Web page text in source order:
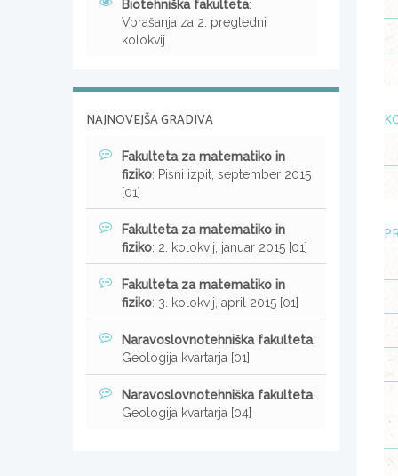
Biotehniška fakulteta:
Vprašanja za 2. pregledni
kolokvij
NAJNOVEJŠA GRADIVA
Fakulteta za matematiko in
fiziko: Pisni izpit, september 2015
[01]
Fakulteta za matematiko in
fiziko: 2. kolokvij, januar 2015 [01]
Fakulteta za matematiko in
fiziko: 3. kolokvij, april 2015 [01]
Naravoslovnotehniška fakulteta:
Geologija kvartarja [01]
Naravoslovnotehniška fakulteta:
Geologija kvartarja [04]